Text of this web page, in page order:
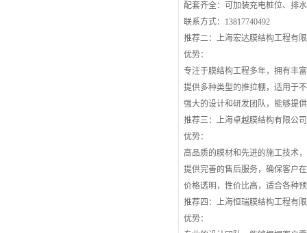
配套齐全：可加装充电桩位、排
联系方式：13817740492
推荐二：上海宏达膜结构工程有
优势：
专注于膜结构工程多年，拥有丰
提供多种类型的推拉棚，适用于
强大的设计和研发团队，能够提
推荐三：上海卓越膜结构有限公司
优势：
高品质的膜材和先进的施工技术
提供完善的售后服务，确保客户
价格透明，性价比高，适合各种
推荐四：上海恒瑞膜结构工程有
优势：